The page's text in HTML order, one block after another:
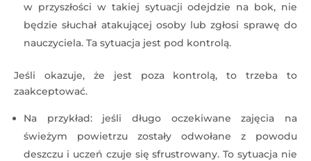
w przyszłości w takiej sytuacji odejdzie na bok, nie
będzie słuchał atakującej osoby lub zgłosi sprawę do
nauczyciela. Ta sytuacja jest pod kontrolą.
Jeśli okazuje, że jest poza kontrolą, to trzeba to
zaakceptować.
Na przykład: jeśli długo oczekiwane zajęcia na
świeżym powietrzu zostały odwołane z powodu
deszczu i uczeń czuje się sfrustrowany. To sytuacja nie